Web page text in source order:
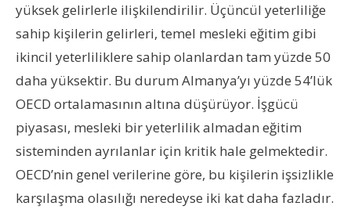
yüksek gelirlerle ilişkilendirilir. Üçüncül yeterliliğe
sahip kişilerin gelirleri, temel mesleki eğitim gibi
ikincil yeterliliklere sahip olanlardan tam yüzde 50
daha yüksektir. Bu durum Almanya’yı yüzde 54’lük
OECD ortalamasının altına düşürüyor. İşgücü
piyasası, mesleki bir yeterlilik almadan eğitim
sisteminden ayrılanlar için kritik hale gelmektedir.
OECD’nin genel verilerine göre, bu kişilerin işsizlikle
karşılaşma olasılığı neredeyse iki kat daha fazladır.